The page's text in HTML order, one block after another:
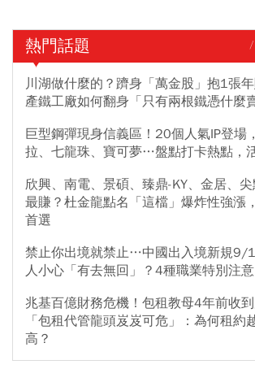
熱門話題 /
川湖做什麼的？躋身「萬金股」抱1張
產鐵工廠如何翻身「只有兩根鐵憑什麼
巨型鋼彈現身信義區！20個人氣IP登場
拉、七龍珠、寶可夢…盤點打卡熱點，
欣興、南電、景碩、臻鼎-KY、金居、
最賺？杜金龍點名「這檔」爆炸性強漲
首選
禁止你出境就禁止…中國出入境新規9/
人小心「有去無回」？4種職業特別注
兆基百億財務危機！包租教母4年前收
「包租代管龍頭岌岌可危」：為何租約
高？